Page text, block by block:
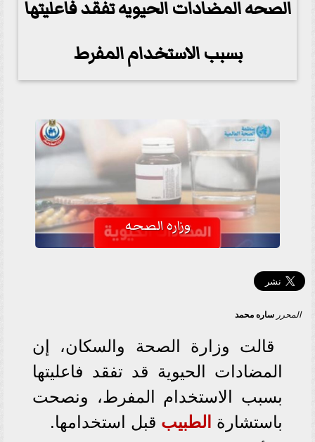
الصحه المضادات الحيويه تفقد فاعليتها
بسبب الاستخدام المفرط
وزاره الصحه
المحرر ساره محمد
قالت وزارة الصحة والسكان، إن
المضادات الحيوية قد تفقد فاعليتها
بسبب الاستخدام المفرط، ونصحت
باستشارة الطبيب قبل استخدامها.